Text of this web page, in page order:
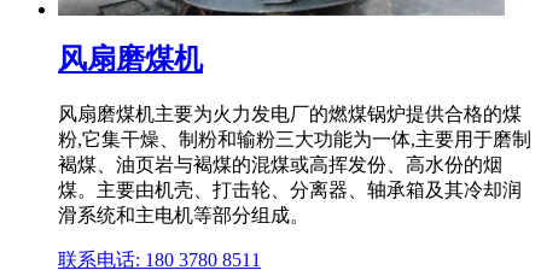
风扇磨煤机
风扇磨煤机主要为火力发电厂的燃煤锅炉提供合格的煤
粉,它集干燥、制粉和输粉三大功能为一体,主要用于磨制
褐煤、油页岩与褐煤的混煤或高挥发份、高水份的烟
煤。主要由机壳、打击轮、分离器、轴承箱及其冷却润
滑系统和主电机等部分组成。
联系电话: 180 3780 8511